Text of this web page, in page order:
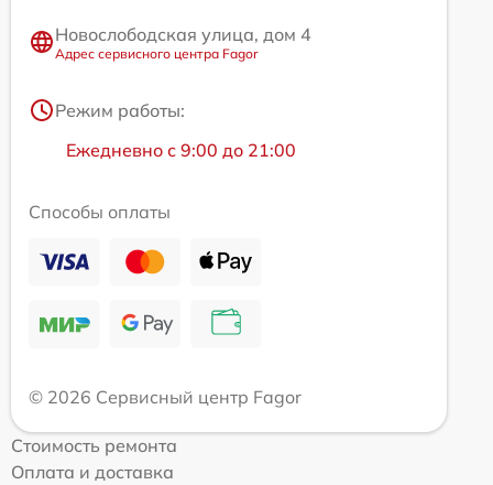
Новослободская улица, дом 4
Адрес сервисного центра Fagor
Режим работы:
Ежедневно с 9:00 до 21:00
Способы оплаты
© 2026 Сервисный центр Fagor
Стоимость ремонта
Оплата и доставка